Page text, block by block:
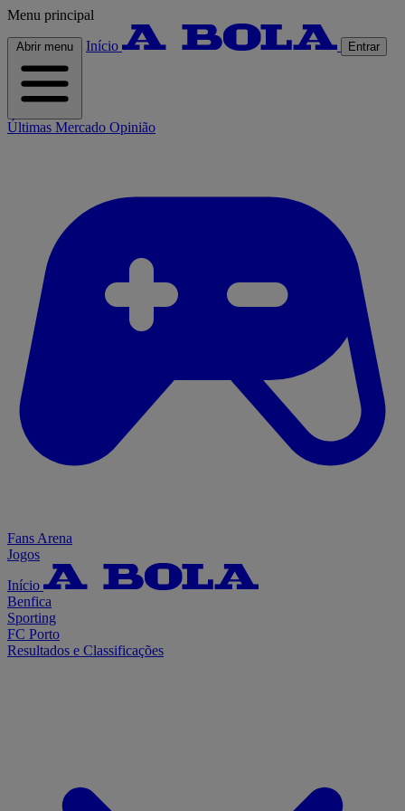
Menu principal
Abrir menu Início Entrar
Últimas Mercado Opinião
Fans Arena
Jogos
Início
Benfica
Sporting
FC Porto
Resultados e Classificações